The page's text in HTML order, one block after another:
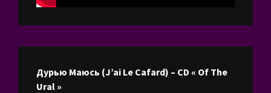
Дурью Маюсь (J’ai Le Cafard) – CD « Of The
Ural »